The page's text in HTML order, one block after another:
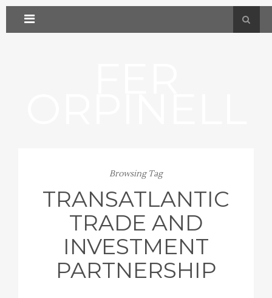
Browsing Tag
TRANSATLANTIC
TRADE AND
INVESTMENT
PARTNERSHIP